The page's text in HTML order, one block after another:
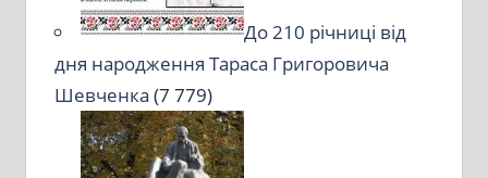
До 210 річниці від
дня народження Тараса Григоровича
Шевченка (7 779)